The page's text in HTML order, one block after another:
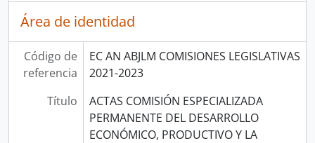
Área de identidad
Código de
referencia
EC AN ABJLM COMISIONES LEGISLATIVAS
2021-2023
Título
ACTAS COMISIÓN ESPECIALIZADA
PERMANENTE DEL DESARROLLO
ECONÓMICO, PRODUCTIVO Y LA